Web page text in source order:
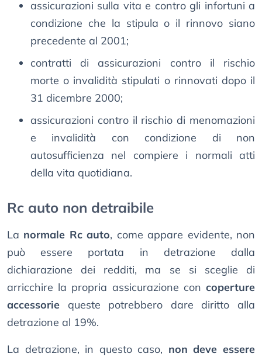
assicurazioni sulla vita e contro gli infortuni a
condizione che la stipula o il rinnovo siano
precedente al 2001;
contratti di assicurazioni contro il rischio
morte o invalidità stipulati o rinnovati dopo il
31 dicembre 2000;
assicurazioni contro il rischio di menomazioni
e invalidità con condizione di non
autosufficienza nel compiere i normali atti
della vita quotidiana.
Rc auto non detraibile
La normale Rc auto, come appare evidente, non
può essere portata in detrazione dalla
dichiarazione dei redditi, ma se si sceglie di
arricchire la propria assicurazione con coperture
accessorie queste potrebbero dare diritto alla
detrazione al 19%.
La detrazione, in questo caso, non deve essere